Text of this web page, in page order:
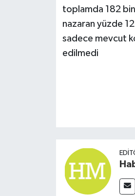
toplamda 182
nazaran yüzde
sadece mevcut
edilmedi